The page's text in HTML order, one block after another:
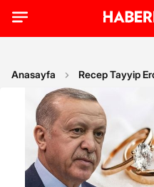
Anasayfa Recep Tayyip